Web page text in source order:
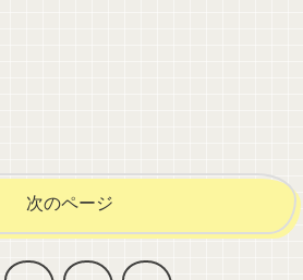
次のページ